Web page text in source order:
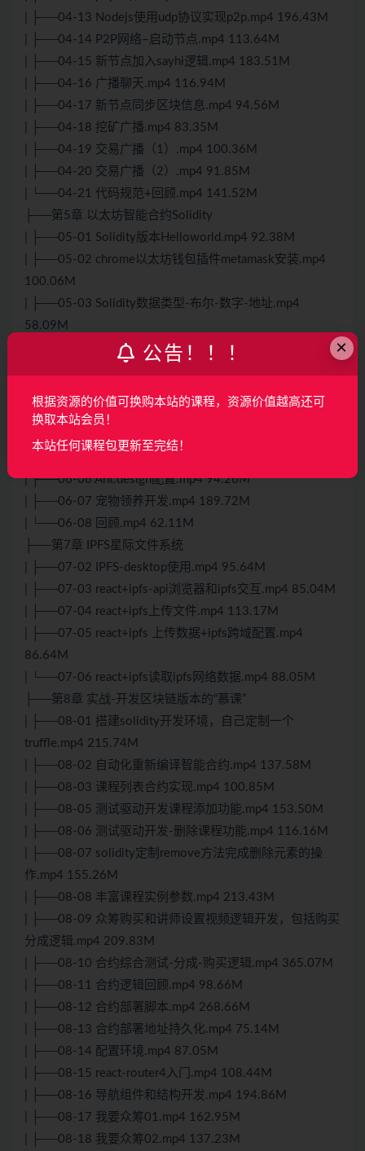
| ├──04-13 Nodejs使用udp协议实现p2p.mp4 196.43M
| ├──04-14 P2P网络–启动节点.mp4 113.64M
| ├──04-15 新节点加入sayhi逻辑.mp4 183.51M
| ├──04-16 广播聊天.mp4 116.94M
| ├──04-17 新节点同步区块信息.mp4 94.56M
| ├──04-18 挖矿广播.mp4 83.35M
| ├──04-19 交易广播（1）.mp4 100.36M
| ├──04-20 交易广播（2）.mp4 91.85M
| └──04-21 代码规范+回顾.mp4 141.52M
├──第5章 以太坊智能合约Solidity
| ├──05-01 Solidity版本Helloworld.mp4 92.38M
| ├──05-02 chrome以太坊钱包插件metamask安装.mp4
100.06M
| ├──05-03 Solidity数据类型-布尔-数字-地址.mp4
58.09M
| ├──05-04 Solidity数组和映射.mp4 30.84M
| ├──06-02 trufle介绍安装.mp4 134.84M
| ├──06-06 Ant.design配置.mp4 94.26M
| ├──06-07 宠物领养开发.mp4 189.72M
| └──06-08 回顾.mp4 62.11M
├──第7章 IPFS星际文件系统
| ├──07-02 IPFS-desktop使用.mp4 95.64M
| ├──07-03 react+ipfs-api浏览器和ipfs交互.mp4 85.04M
| ├──07-04 react+ipfs上传文件.mp4 113.17M
| ├──07-05 react+ipfs 上传数据+ipfs跨域配置.mp4
86.64M
| └──07-06 react+ipfs读取ipfs网络数据.mp4 88.05M
├──第8章 实战-开发区块链版本的“慕课”
| ├──08-01 搭建solidity开发环境，自己定制一个
truffle.mp4 215.74M
| ├──08-02 自动化重新编译智能合约.mp4 137.58M
| ├──08-03 课程列表合约实现.mp4 100.85M
| ├──08-05 测试驱动开发课程添加功能.mp4 153.50M
| ├──08-06 测试驱动开发-删除课程功能.mp4 116.16M
| ├──08-07 solidity定制remove方法完成删除元素的操
作.mp4 155.26M
| ├──08-08 丰富课程实例参数.mp4 213.43M
| ├──08-09 众筹购买和讲师设置视频逻辑开发，包括购买
分成逻辑.mp4 209.83M
| ├──08-10 合约综合测试-分成-购买逻辑.mp4 365.07M
| ├──08-11 合约逻辑回顾.mp4 98.66M
| ├──08-12 合约部署脚本.mp4 268.66M
| ├──08-13 合约部署地址持久化.mp4 75.14M
| ├──08-14 配置环境.mp4 87.05M
| ├──08-15 react-router4入门.mp4 108.44M
| ├──08-16 导航组件和结构开发.mp4 194.86M
| ├──08-17 我要众筹01.mp4 162.95M
| ├──08-18 我要众筹02.mp4 137.23M
×
公告！！！
根据资源的价值可换购本站的课程，资源价值越高还可
换取本站会员！
本站任何课程包更新至完结！